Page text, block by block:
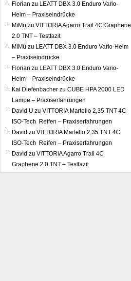
Florian zu LEATT DBX 3.0 Enduro Vario-
Helm – Praxiseindrücke
MiMü zu VITTORIA Agarro Trail 4C Graphene
2.0 TNT – Testfazit
MiMü zu LEATT DBX 3.0 Enduro Vario-Helm
– Praxiseindrücke
Florian zu LEATT DBX 3.0 Enduro Vario-
Helm – Praxiseindrücke
Kai Diefenbacher zu CUBE HPA 2000 LED
Lampe – Praxiserfahrungen
David U zu VITTORIA Martello 2,35 TNT 4C
ISO-Tech Reifen – Praxiserfahrungen
David zu VITTORIA Martello 2,35 TNT 4C
ISO-Tech Reifen – Praxiserfahrungen
David zu VITTORIA Agarro Trail 4C
Graphene 2.0 TNT – Testfazit